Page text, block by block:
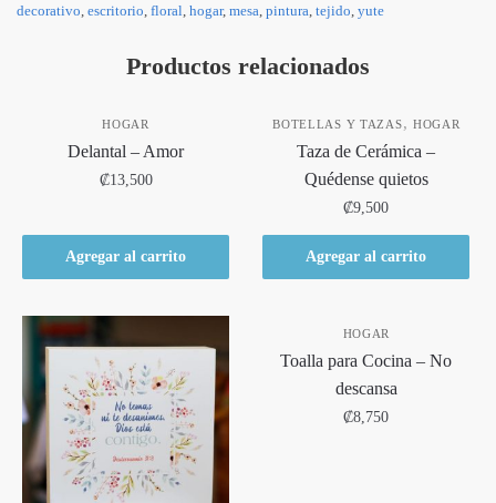
decorativo escritorio floral hogar, mesa pintura tejido yute
Productos relacionados
HOGAR
Delantal – Amor
₡13,500
Agregar al carrito
BOTELLAS Y TAZAS, HOGAR
Taza de Cerámica –
Quédense quietos
₡9,500
Agregar al carrito
HOGAR
Toalla para Cocina – No
descansa
₡8,750